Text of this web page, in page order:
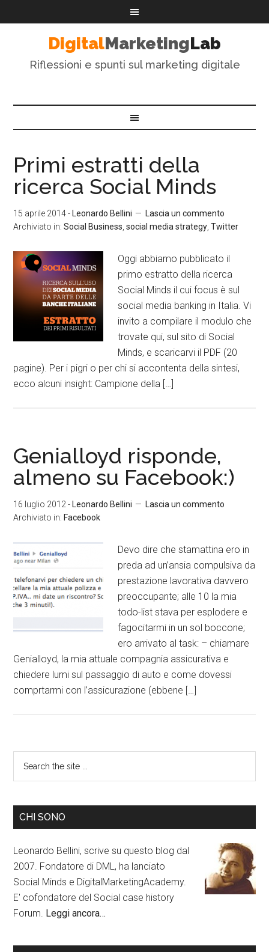
DigitalMarketingLab
Riflessioni e spunti sul marketing digitale
Primi estratti della
ricerca Social Minds
15 aprile 2014- Leonardo Bellini
Lascia un commento
Archiviato in:Social Business ,social media strategy ,Twitter
Oggi abbiamo pubblicato il
primo estratto della ricerca
Social Minds il cui focus è sul
social media banking in Italia. Vi
invito a compilare il modulo che
trovate qui, sul sito di Social
Minds, e scaricarvi il PDF (20
pagine). Per i pigri o per chi si accontenta della sintesi,
ecco alcuni insight: Campione della […]
Genialloyd risponde,
almeno su Facebook:)
16 luglio 2012 - Leonardo Bellini
Lascia un commento
Archiviato in: Facebook
Devo dire che stamattina ero in
preda ad un’ansia compulsiva da
prestazione lavorativa davvero
preoccupante; alle 10 la mia
todo-list stava per esplodere e
fagocitarmi in un sol boccone;
ero arrivato al task: – chiamare
Genialloyd, la mia attuale compagnia assicurativa e
chiedere lumi sul passaggio di auto e come dovessi
comprtarmi con l’assicurazione (ebbene […]
CHI SONO
Leonardo Bellini, scrive su questo blog dal
2007. Fondatore di DML, ha lanciato
Social Minds e DigitalMarketingAcademy.
E' cofondatore del Social case history
Forum. Leggi ancora…